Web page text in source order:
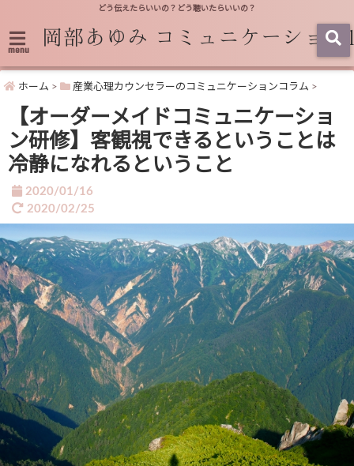
どう伝えたらいいの？どう聴いたらいいの？
menu
ホーム > 産業心理カウンセラーのコミュニケーションコラム >
【オーダーメイドコミュニケーショ
ン研修】客観視できるということは
冷静になれるということ
2020/01/16
2020/02/25